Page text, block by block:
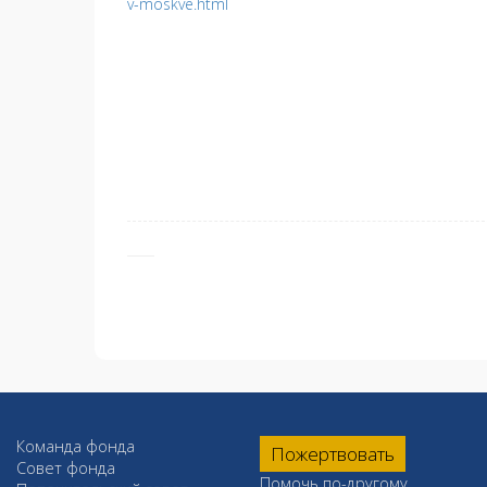
Команда фонда
Совет фонда
Пожертвовать
Помочь по-другому